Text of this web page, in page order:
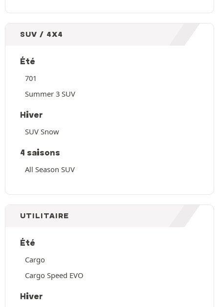
SUV / 4X4
Été
701
Summer 3 SUV
Hiver
SUV Snow
4 saisons
All Season SUV
UTILITAIRE
Été
Cargo
Cargo Speed EVO
Hiver